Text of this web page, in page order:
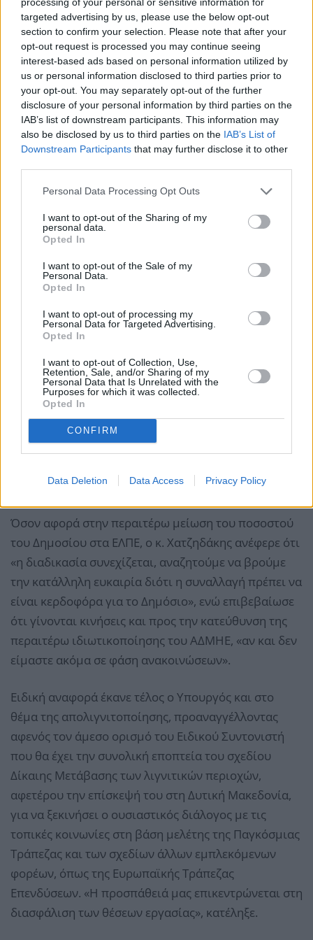
targeted advertising by us, please use the below opt-out
section to confirm your selection. Please note that after your
opt-out request is processed you may continue seeing
interest-based ads based on personal information utilized by
us or personal information disclosed to third parties prior to
your opt-out. You may separately opt-out of the further
disclosure of your personal information by third parties on the
IAB’s list of downstream participants. This information may
also be disclosed by us to third parties on the IAB’s List of
Downstream Participants that may further disclose it to other
Personal Data Processing Opt Outs
I want to opt-out of the Sharing of my
personal data.
Opted In
I want to opt-out of the Sale of my
Personal Data.
Opted In
I want to opt-out of processing my
Personal Data for Targeted Advertising.
Opted In
I want to opt-out of Collection, Use,
Retention, Sale, and/or Sharing of my
Personal Data that Is Unrelated with the
Purposes for which it was collected.
Opted In
CONFIRM
Data Deletion Data Access Privacy Policy
πόσους θα πάρει. Τεκμαίρεται ωστόσο ότι θα
προσλάβει τους περισσότερους, λόγω της εμπειρίας
που έχουν στην παραγωγή νικελίου».
Όσον αφορά στην περαιτέρω μείωση του ποσοστού
του Δημοσίου στα ΕΛΠΕ, ο κ. Χατζηδάκης ανέφερε ότι
«η διαδικασία συνεχίζεται, αναζητούμε να βρούμε
την κατάλληλη ευκαιρία διότι η συναλλαγή πρέπει να
είναι κερδοφόρα για το Δημόσιο», ενώ επιβεβαίωσε
ότι γίνονται κινήσεις και προς την κατεύθυνση της
περαιτέρω ιδιωτικοποίησης του ΑΔΜΗΕ, «αν και δεν
είμαστε ακόμα σε φάση ανακοινώσεων».
Ειδική αναφορά έκανε τέλος ο Υπουργός και στο
θέμα της απολιγνιτοποίησης, προαναγγέλλοντας
αφενός τον άμεσο ορισμό του Ειδικού Συντονιστή
που θα έχει την συνολική εποπτεία του σχεδίου
Δίκαιης Μετάβασης των λιγνιτικών περιοχών,
αφετέρου την επίσκεψή του στη Δυτική Μακεδονία,
για να ξεκινήσει ο ουσιαστικός διάλογος με τις
τοπικές κοινωνίες στη βάση μελέτης της Παγκόσμιας
Τράπεζας και των σχεδίων άλλων εμπλεκόμενων
φορέων, όπως της Ευρωπαϊκής Τράπεζας
Επενδύσεων. «Η προσπάθειά μας επικεντρώνεται στη
διασφάλιση των θέσεων εργασίας», κατέληξε.